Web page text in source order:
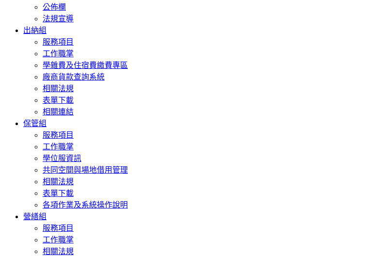
公佈欄
法規宣導
出納組
服務項目
工作職掌
學雜費及住宿費繳費專區
廠商貨款查詢系統
相關法規
表單下載
相關連結
保管組
服務項目
工作職掌
學位服資訊
共同空間與場地借用管理
相關法規
表單下載
各項作業及系統操作說明
營繕組
服務項目
工作職掌
相關法規